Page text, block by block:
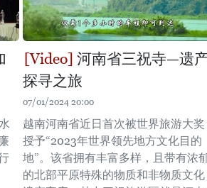
河南省三祝寺—遗
探寻之旅
07/01/2024 20:00
越南河南省近日首次被世界旅游大奖
授予“2023年世界领先地方文化目的
地”。该省拥有丰富多样，且带有浓
的北部平原特殊的物质和非物质文化